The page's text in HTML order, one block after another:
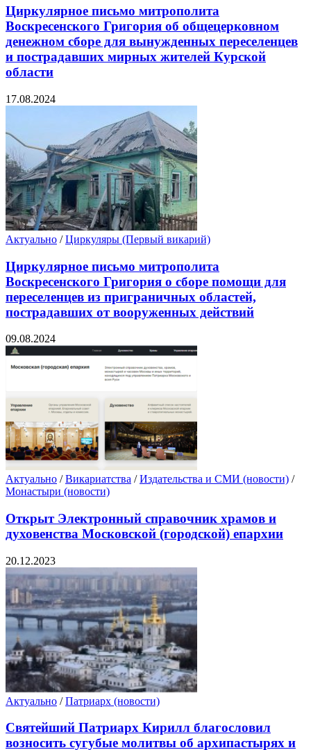
Циркулярное письмо митрополита
Воскресенского Григория об общецерковном
денежном сборе для вынужденных переселенцев
и пострадавших мирных жителей Курской
области
17.08.2024
Актуально /Циркуляры (Первый викарий)
Циркулярное письмо митрополита
Воскресенского Григория о сборе помощи для
переселенцев из приграничных областей,
пострадавших от вооруженных действий
09.08.2024
Актуально /Викариатства /Издательства и СМИ (новости) /
Монастыри (новости)
Открыт Электронный справочник храмов и
духовенства Московской (городской) епархии
20.12.2023
Актуально /Патриарх (новости)
Святейший Патриарх Кирилл благословил
возносить сугубые молитвы об архипастырях и